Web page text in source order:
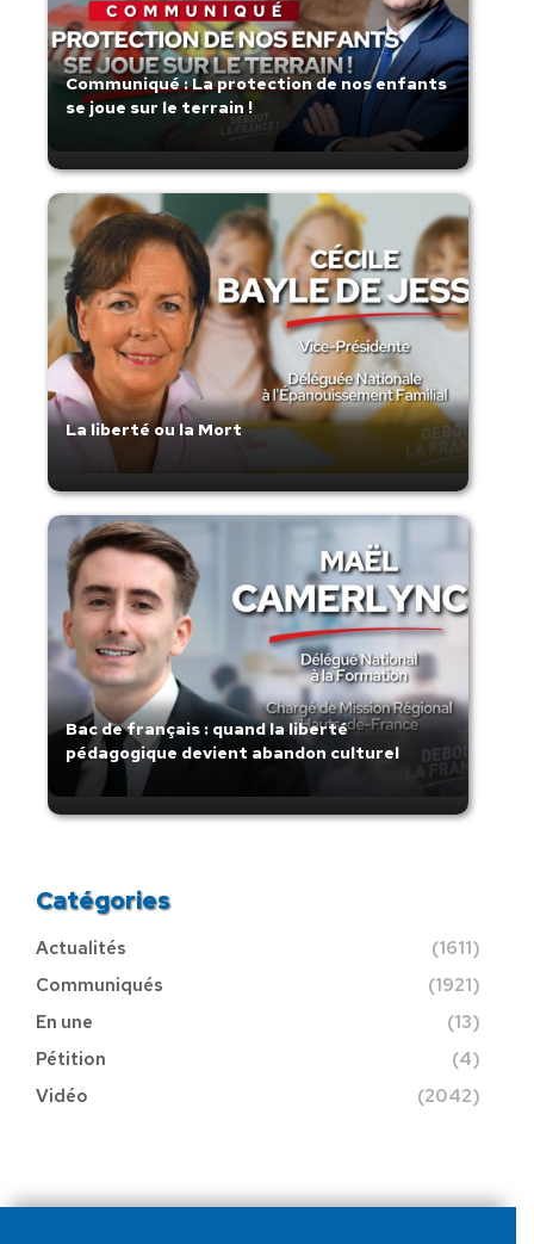
Communiqué : La protection de nos enfants
se joue sur le terrain !
La liberté ou la Mort
Bac de français : quand la liberté
pédagogique devient abandon culturel
Catégories
Actualités
(1611)
Communiqués
(1921)
En une
(13)
Pétition
(4)
Vidéo
(2042)